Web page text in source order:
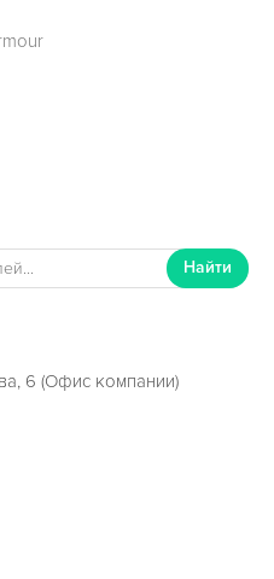
Найти
6 (Офис компании)